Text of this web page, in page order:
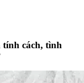
tính cách, tình